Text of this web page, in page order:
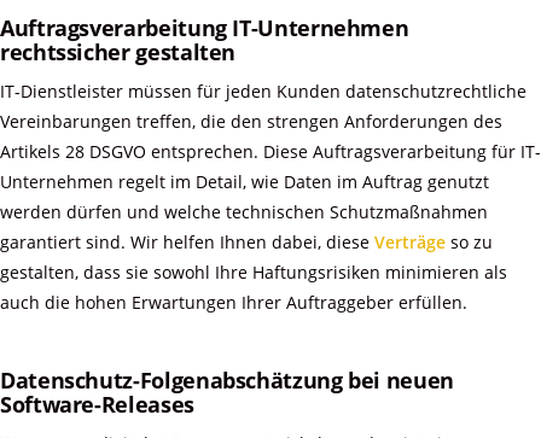
Auftragsverarbeitung IT-Unternehmen
rechtssicher gestalten
IT-Dienstleister müssen für jeden Kunden datenschutzrechtliche
Vereinbarungen treffen, die den strengen Anforderungen des
Artikels 28 DSGVO entsprechen. Diese Auftragsverarbeitung für IT-
Unternehmen regelt im Detail, wie Daten im Auftrag genutzt
werden dürfen und welche technischen Schutzmaßnahmen
garantiert sind. Wir helfen Ihnen dabei, diese Verträge so zu
gestalten, dass sie sowohl Ihre Haftungsrisiken minimieren als
auch die hohen Erwartungen Ihrer Auftraggeber erfüllen.
Datenschutz-Folgenabschätzung bei neuen
Software-Releases